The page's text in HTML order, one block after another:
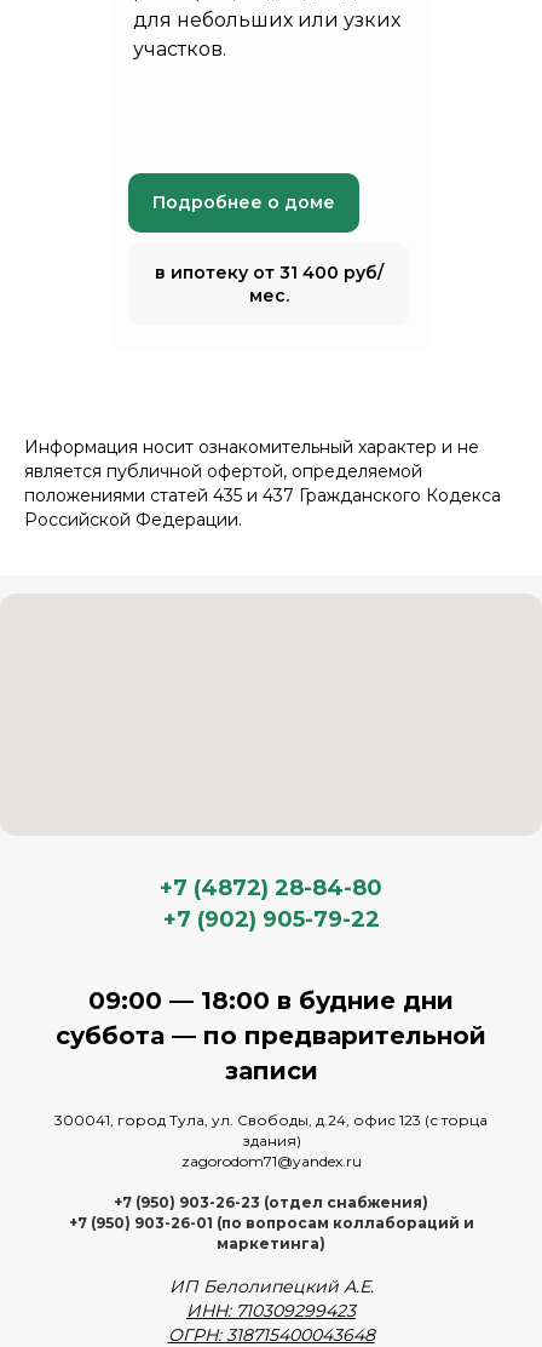
для небольших или узких
участков.
Подробнее о доме
в ипотеку от 31 400 руб/
мес.
Информация носит ознакомительный характер и не
является публичной офертой, определяемой
положениями статей 435 и 437 Гражданского Кодекса
Российской Федерации.
+7 (4872) 28-84-80
+7 (902) 905-79-22
09:00 — 18:00 в будние дни
суббота — по предварительной
записи
300041, город Тула, ул. Свободы, д.24, офис 123 (с торца
здания)
zagorodom71@yandex.ru
+7 (950) 903-26-23 (отдел снабжения)
+7 (950) 903-26-01 (по вопросам коллабораций и
маркетинга)
ИП Белолипецкий А.Е.
ИНН: 710309299423
ОГРН: 318715400043648